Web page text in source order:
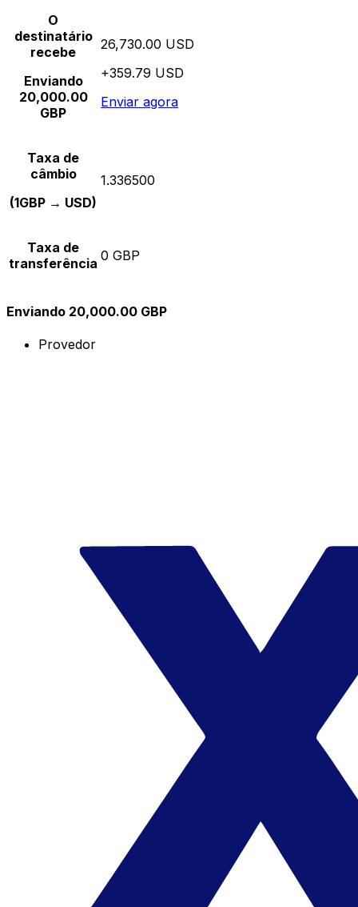
O
destinatário
recebe
Enviando
20,000.00
GBP
26,730.00 USD
+359.79 USD
Enviar agora
Taxa de
câmbio
(1GBP → USD)
1.336500
Taxa de
transferência 0 GBP
Enviando 20,000.00 GBP
Provedor